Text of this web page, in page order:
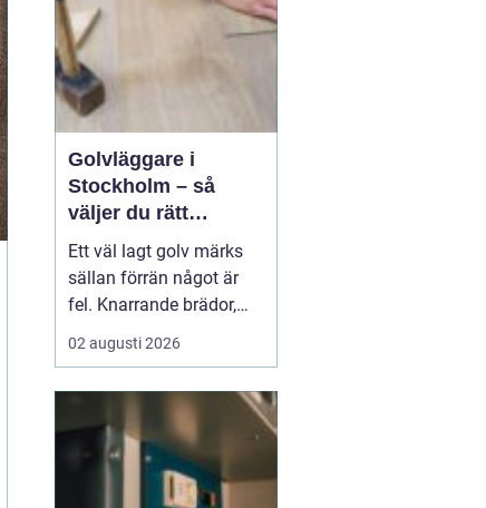
varierande berggrund
och h...
Golvläggare i
Stockholm – så
väljer du rätt
hantverkare för
hållbara golv
Ett väl lagt golv märks
sällan förrän något är
fel. Knarrande brädor,
ojämna skarvar eller
spruckna fogar
ett slarvigt utfört arbete.
Därför blir valet av
golvl&a...
02 augusti 2026